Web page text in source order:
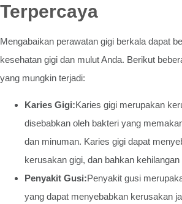
Terpercaya
Mengabaikan perawatan gigi berkala dapat
kesehatan gigi dan mulut Anda. Berikut
yang mungkin terjadi:
Karies Gigi:Karies gigi merupakan
disebabkan oleh bakteri yang
dan minuman. Karies gigi dapat
kerusakan gigi, dan bahkan kehilangan
Penyakit Gusi:Penyakit gusi
yang dapat menyebabkan kerusakan